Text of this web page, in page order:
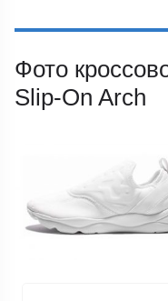
Фото
Slip-On Arch